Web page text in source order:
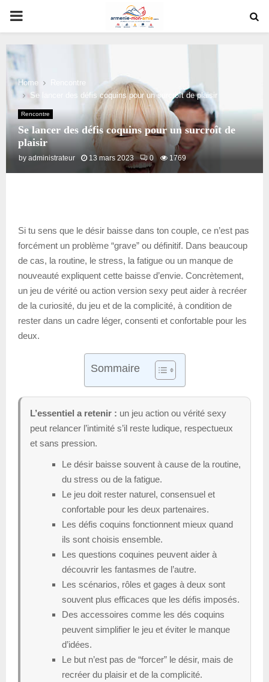
PRIMARY
MENU
Home
Rencontre
Se lancer des défis coquins pour un surcroît de plaisir
Rencontre
Se lancer des défis coquins pour un surcroît de
plaisir
by administrateur 13 mars 2023 0 1769
Si tu sens que le désir baisse dans ton couple, ce n’est pas
forcément un problème “grave” ou définitif. Dans beaucoup
de cas, la routine, le stress, la fatigue ou un manque de
nouveauté expliquent cette baisse d’envie. Concrètement,
un jeu de vérité ou action version sexy peut aider à recréer
de la curiosité, du jeu et de la complicité, à condition de
rester dans un cadre léger, consenti et confortable pour les
deux.
Sommaire
L’essentiel a retenir : un jeu action ou vérité sexy
peut relancer l’intimité s’il reste ludique, respectueux
et sans pression.
Le désir baisse souvent à cause de la routine,
du stress ou de la fatigue.
Le jeu doit rester naturel, consensuel et
confortable pour les deux partenaires.
Les défis coquins fonctionnent mieux quand
ils sont choisis ensemble.
Les questions coquines peuvent aider à
découvrir les fantasmes de l’autre.
Les scénarios, rôles et gages à deux sont
souvent plus efficaces que les défis imposés.
Des accessoires comme les dés coquins
peuvent simplifier le jeu et éviter le manque
d’idées.
Le but n’est pas de “forcer” le désir, mais de
recréer du plaisir et de la complicité.